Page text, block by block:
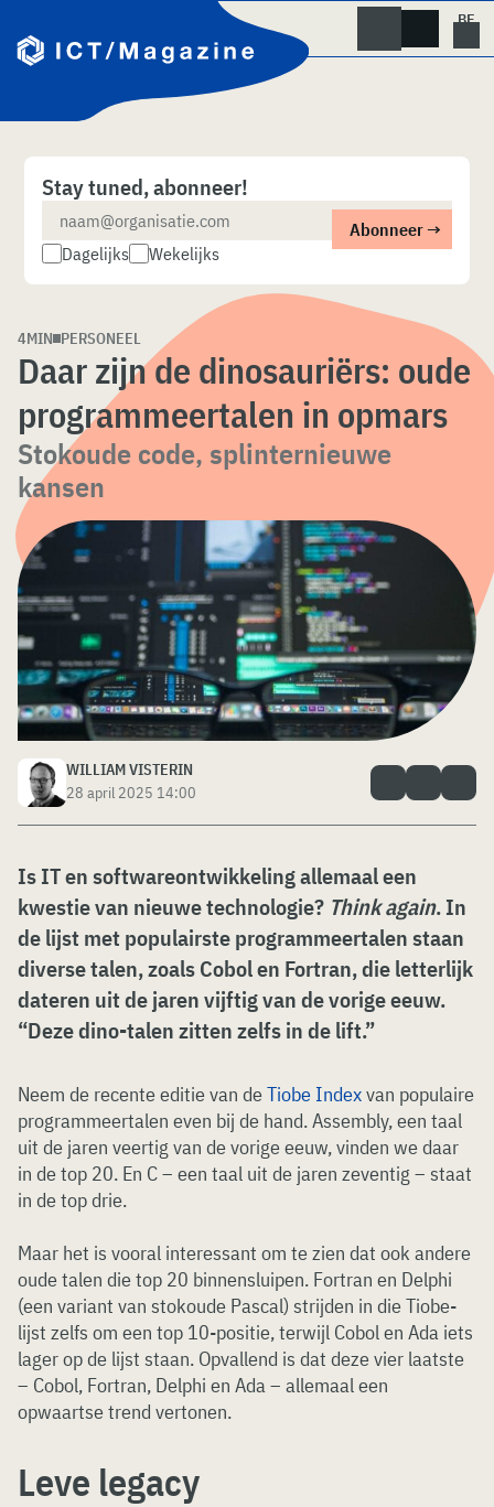
naar
content
Stay tuned, abonneer!
Dagelijks Wekelijks
4MIN PERSONEEL
Daar zijn de dinosauriërs: oude
programmeertalen in opmars
Stokoude code, splinternieuwe
kansen
WILLIAM VISTERIN
28 april 2025 14:00
Is IT en softwareontwikkeling allemaal een
kwestie van nieuwe technologie? Think again. In
de lijst met populairste programmeertalen staan
diverse talen, zoals Cobol en Fortran, die letterlijk
dateren uit de jaren vijftig van de vorige eeuw.
“Deze dino-talen zitten zelfs in de lift.”
Neem de recente editie van deTiobe Indexvan populaire
programmeertalen even bij de hand. Assembly, een taal
uit de jaren veertig van de vorige eeuw, vinden we daar
in de top 20. En C – een taal uit de jaren zeventig – staat
in de top drie.
Maar het is vooral interessant om te zien dat ook andere
oude talen die top 20 binnensluipen. Fortran en Delphi
(een variant van stokoude Pascal) strijden in die Tiobe-
lijst zelfs om een top 10-positie, terwijl Cobol en Ada iets
lager op de lijst staan. Opvallend is dat deze vier laatste
– Cobol, Fortran, Delphi en Ada – allemaal een
opwaartse trend vertonen.
Leve legacy